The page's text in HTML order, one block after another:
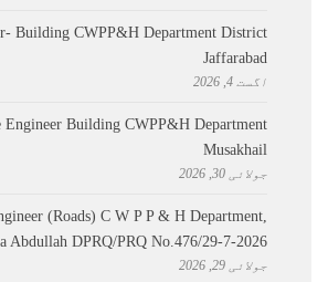
Building CWPP&H Department District
Jaffarabad
اگست 4, 2026
Engineer Building CWPP&H Department
Musakhail
جولائی 30, 2026
(Roads) C W P P & H Department,
Abdullah ​DPRQ/PRQ No.476/29-7-2026
جولائی 29, 2026